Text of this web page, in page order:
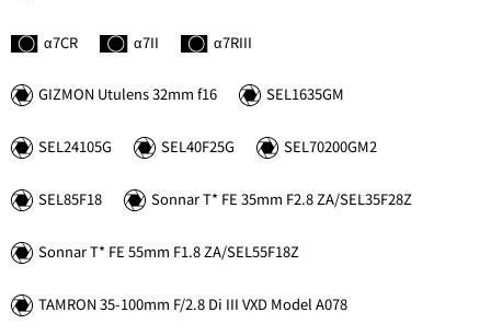
α7CR α7II α7RIII
GIZMON Utulens 32mm f16 SEL1635GM
SEL24105G SEL40F25G SEL70200GM2
SEL85F18 SonnarT* FE 35mm F2.8 ZA/SEL35F28Z
SonnarT* FE 55mm F1.8 ZA/SEL55F18Z
TAMRON 35-100mm F/2.8 Di III VXD Model A078